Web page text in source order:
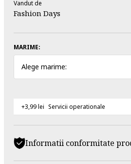
Vandut de
Fashion Days
MARIME:
Alege marime:
+3,99 lei Servicii operationale
Informatii conformitate